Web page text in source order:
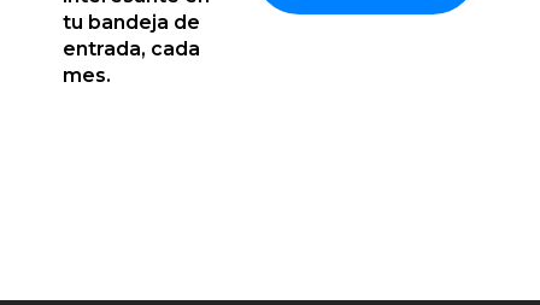
tu bandeja de
entrada, cada
mes.